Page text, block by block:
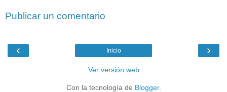
Publicar un comentario
‹ ›
Inicio
Ver versión web
Con la tecnología de Blogger.